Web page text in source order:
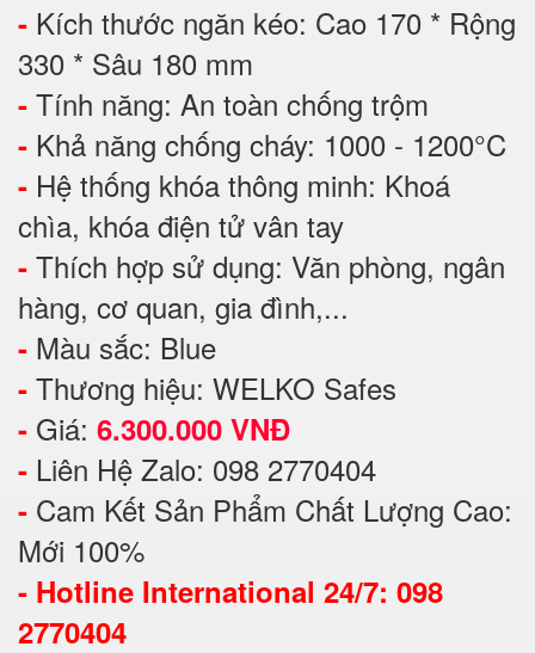
- Kích thước ngăn kéo: Cao 170 * Rộng
330 * Sâu 180 mm
- Tính năng: An toàn chống trộm
- Khả năng chống cháy: 1000 - 1200°C
- Hệ thống khóa thông minh: Khoá
chìa, khóa điện tử vân tay
- Thích hợp sử dụng: Văn phòng, ngân
hàng, cơ quan, gia đình,...
- Màu sắc: Blue
- Thương hiệu: WELKO Safes
- Giá: 6.300.000 VNĐ
- Liên Hệ Zalo: 098 2770404
- Cam Kết Sản Phẩm Chất Lượng Cao:
Mới 100%
- Hotline International 24/7: 098
2770404